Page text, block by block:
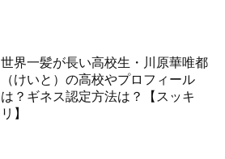
世界一髪が長い高校生・川原華唯都
（けいと）の高校やプロフィール
は？ギネス認定方法は？【スッキ
リ】